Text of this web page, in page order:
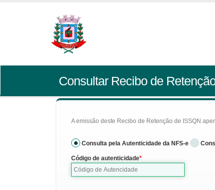
Consultar Recibo de
A emissão deste Recibo de Retenção de ISSQN
Consulta pela Autenticidade da NFS-e
Código de autenticidade